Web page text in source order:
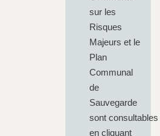
sur les
Risques
Majeurs et le
Plan
Communal
de
Sauvegarde
sont consultables
en cliquant